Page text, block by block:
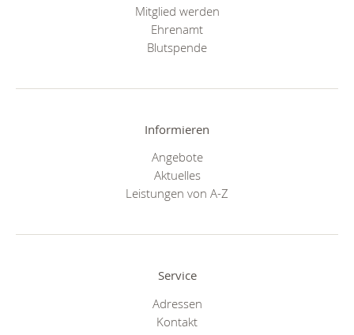
Mitglied werden
Ehrenamt
Blutspende
Informieren
Angebote
Aktuelles
Leistungen von A-Z
Service
Adressen
Kontakt